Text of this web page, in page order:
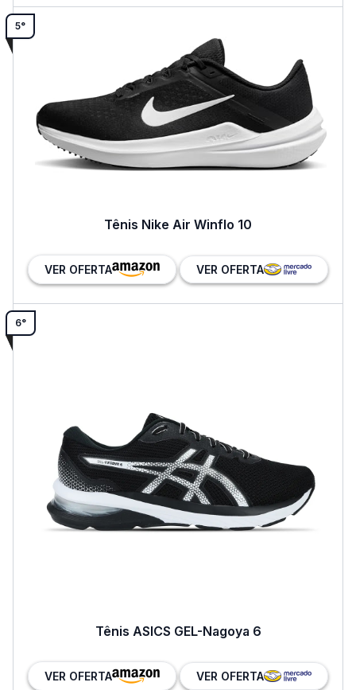
5°
Tênis Nike Air Winflo 10
VER OFERTA VER OFERTA
6°
Tênis ASICS GEL-Nagoya 6
VER OFERTA VER OFERTA